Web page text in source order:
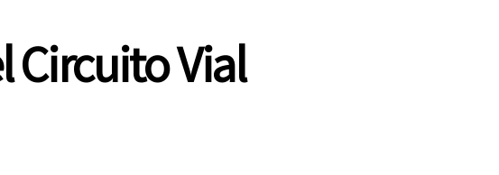
Circuito Vial